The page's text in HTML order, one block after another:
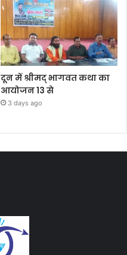
दून में श्रीमद् भागवत कथा का
आयोजन 13 से
3 days ago